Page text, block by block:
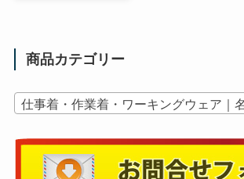
商品カテゴリー
仕事着・作業着・ワーキングウェア｜